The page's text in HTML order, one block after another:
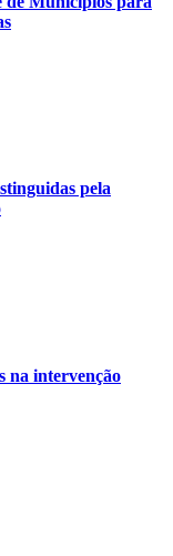
pela
na intervenção